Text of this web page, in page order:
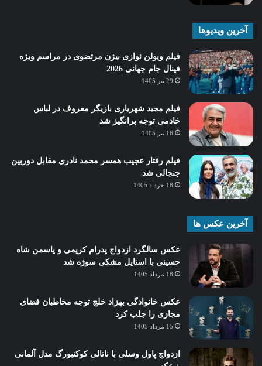
آخرین ویدیوها
فیلم ویولن نوازی بیژن مرتضوی در مراسم ویژه
فینال جام جهانی 2026
29 تیر 1405
فیلم مجید شهریاری بازیگر معروف در لباس
خادمی توجه برانگیز شد
16 تیر 1405
فیلم رفتار عجیب همسر محمد نادری مقابل دوربین
جنجالی شد
18 خرداد 1405
آخرین عکس ها
عکس سالگرد ازدواج پدرام کریمی و یاسمن شاه‌
حسینی با استایل مشکی سوژه شد
18 مرداد 1405
عکس خانوادگی بهزاد خلج توجه مخاطبان فضای
مجازی را جلب کرد
15 مرداد 1405
ازدواج پاول وسلی با ناتالی کوکنبورگ مدل آلمانی